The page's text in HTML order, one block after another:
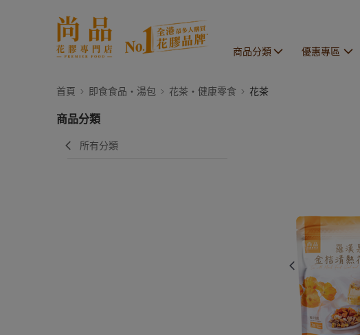
商品分類 優惠專區
首頁 即食食品・湯包 花茶・健康零食 花茶
商品分類
所有分類